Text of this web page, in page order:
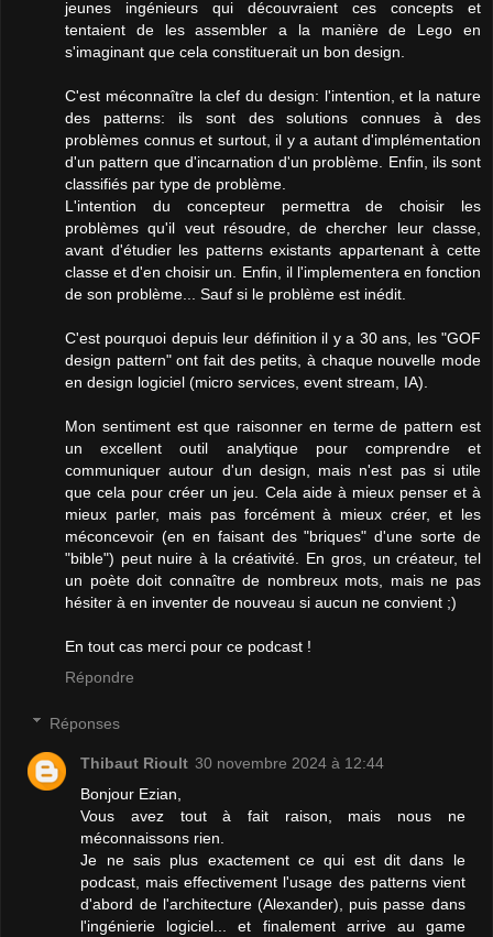
jeunes ingénieurs qui découvraient ces concepts et
tentaient de les assembler a la manière de Lego en
s'imaginant que cela constituerait un bon design.
C'est méconnaître la clef du design: l'intention, et la nature
des patterns: ils sont des solutions connues à des
problèmes connus et surtout, il y a autant d'implémentation
d'un pattern que d'incarnation d'un problème. Enfin, ils sont
classifiés par type de problème.
L'intention du concepteur permettra de choisir les
problèmes qu'il veut résoudre, de chercher leur classe,
avant d'étudier les patterns existants appartenant à cette
classe et d'en choisir un. Enfin, il l'implementera en fonction
de son problème... Sauf si le problème est inédit.
C'est pourquoi depuis leur définition il y a 30 ans, les "GOF
design pattern" ont fait des petits, à chaque nouvelle mode
en design logiciel (micro services, event stream, IA).
Mon sentiment est que raisonner en terme de pattern est
un excellent outil analytique pour comprendre et
communiquer autour d'un design, mais n'est pas si utile
que cela pour créer un jeu. Cela aide à mieux penser et à
mieux parler, mais pas forcément à mieux créer, et les
méconcevoir (en en faisant des "briques" d'une sorte de
"bible") peut nuire à la créativité. En gros, un créateur, tel
un poète doit connaître de nombreux mots, mais ne pas
hésiter à en inventer de nouveau si aucun ne convient ;)
En tout cas merci pour ce podcast !
Répondre
Réponses
Thibaut Rioult 30 novembre 2024 à 12:44
Bonjour Ezian,
Vous avez tout à fait raison, mais nous ne
méconnaissons rien.
Je ne sais plus exactement ce qui est dit dans le
podcast, mais effectivement l'usage des patterns vient
d'abord de l'architecture (Alexander), puis passe dans
l'ingénierie logiciel... et finalement arrive au game